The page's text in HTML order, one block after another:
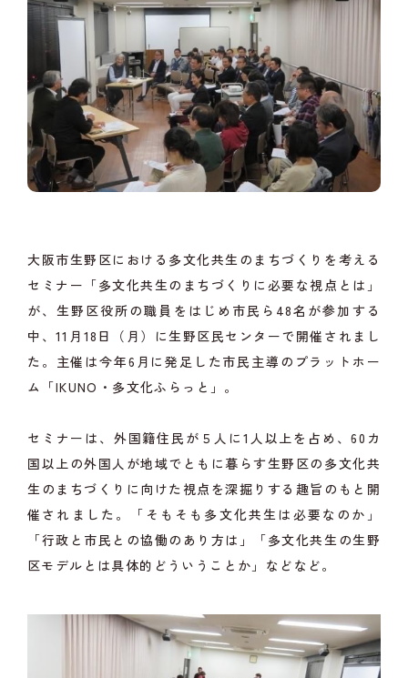
大阪市生野区における多文化共生のまちづくりを考える
セミナー「多文化共生のまちづくりに必要な視点とは」
が、生野区役所の職員をはじめ市民ら48名が参加する
中、11月18日（月）に生野区民センターで開催されまし
た。主催は今年6月に発足した市民主導のプラットホー
ム「IKUNO・多文化ふらっと」。
セミナーは、外国籍住民が５人に1人以上を占め、60カ
国以上の外国人が地域でともに暮らす生野区の多文化共
生のまちづくりに向けた視点を深掘りする趣旨のもと開
催されました。「そもそも多文化共生は必要なのか」
「行政と市民との協働のあり方は」「多文化共生の生野
区モデルとは具体的どういうことか」などなど。